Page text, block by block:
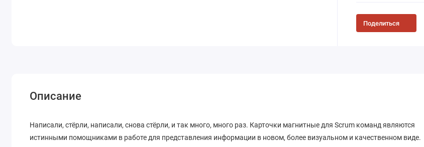
Поделиться
Описание
Написали, стёрли, написали, снова стёрли, и так много, много раз. Карточки магнитные для Scrum команд являются
истинными помощниками в работе для представления информации в новом, более визуальном и качественном виде.